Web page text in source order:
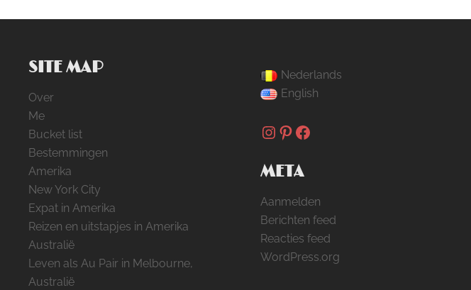
SITE MAP
Over
Me
Bucket list
Bestemmingen
Amerika
New York City
Expat in Amerika
Reizen en uitstapjes in Amerika
Australië
Leven als Au Pair in Melbourne,
Australië
Nederlands
English
Instagram
Pinterest
Facebook
META
Aanmelden
Berichten feed
Reacties feed
WordPress.org